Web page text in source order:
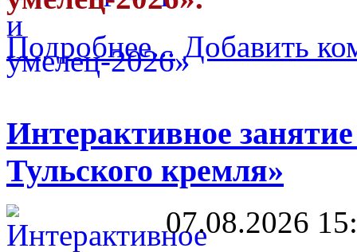
Подробнее... Добавить
Интерактивное
Тульского кремля»
07.08.2026